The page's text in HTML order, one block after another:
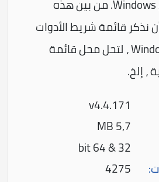
أجزاء مختلفة من Windows. من بين هذه
نذكر قائمة شريط الأدوات
في Windows Explorer ، لتحل محل قائمة
، إلخ.
v4.4.171
5,7 MB
32 & 64 bit
4275